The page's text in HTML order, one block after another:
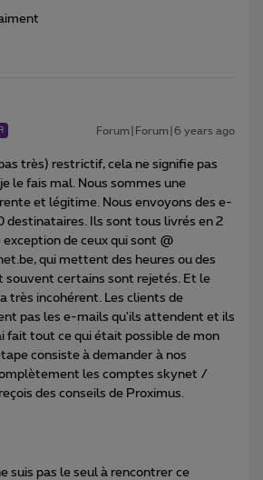
Forum|Forum|6 years ago
très) restrictif, cela ne signifie pas
le fais mal. Nous sommes une
et légitime. Nous envoyons des e-
destinataires. Ils sont tous livrés en 2
exception de ceux qui sont @
qui mettent des heures ou des
souvent certains sont rejetés. Et le
très incohérent. Les clients de
pas les e-mails qu'ils attendent et ils
fait tout ce qui était possible de mon
consiste à demander à nos
les comptes skynet /
des conseils de Proximus.
suis pas le seul à rencontrer ce